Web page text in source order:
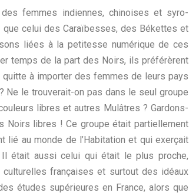
femmes indiennes, chinoises et syro-
celui des Caraïbesses, des Békettes et
liées à la petitesse numérique de ces
temps de la part des Noirs, ils préférèrent
à importer des femmes de leurs pays
Ne le trouverait-on pas dans le seul groupe
libres et autres Mulâtres ? Gardons-
Noirs libres ! Ce groupe était partiellement
lié au monde de l’Habitation et qui exerçait
Il était aussi celui qui était le plus proche,
françaises et surtout des idéaux
études supérieures en France, alors que